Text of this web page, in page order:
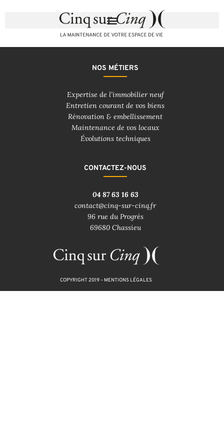
NOS MÉTIERS
Expertise de l’immobilier neuf
Entretien courant de vos biens
Rénovation & embellissement
Maintenance de vos locaux
Évolutions techniques
CONTACTEZ-NOUS
04 87 63 16 63
contact@cinq-sur-cinq.fr
96 rue du Progrès
69680 Chassieu
COPYRIGHT 2019 – MENTIONS LÉGALES